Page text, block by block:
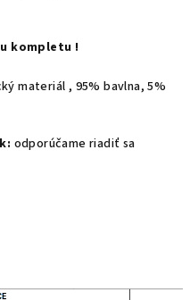
kompletu !
materiál , 95% bavlna, 5%
odporúčame riadiť sa